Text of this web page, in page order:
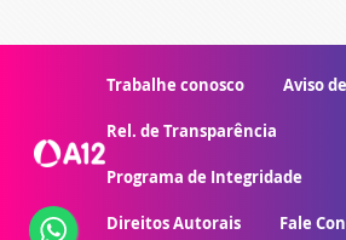
Trabalhe conosco Aviso
Rel. de Transparência
Programa de Integridade
Direitos Autorais Fale